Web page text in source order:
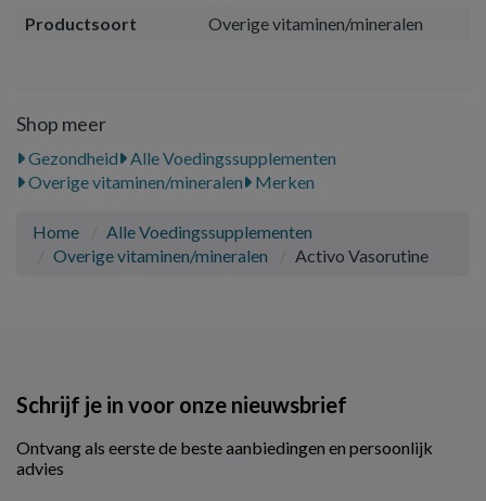
Productsoort
Overige vitaminen/mineralen
Shop meer
Gezondheid
Alle Voedingssupplementen
Overige vitaminen/mineralen
Merken
Home
Alle Voedingssupplementen
Overige vitaminen/mineralen
Activo Vasorutine
Schrijf je in voor onze nieuwsbrief
Ontvang als eerste de beste aanbiedingen en persoonlijk
advies